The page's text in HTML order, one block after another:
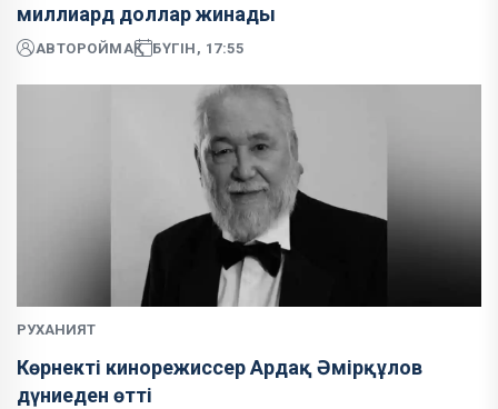
миллиард доллар жинады
АВТОРОЙМАҚ БҮГІН, 17:55
РУХАНИЯТ
Көрнекті кинорежиссер Ардақ Әмірқұлов
дүниеден өтті